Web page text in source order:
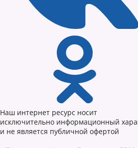
Наш интернет ресурс носит
исключительно информационный
и не является публичной офертой